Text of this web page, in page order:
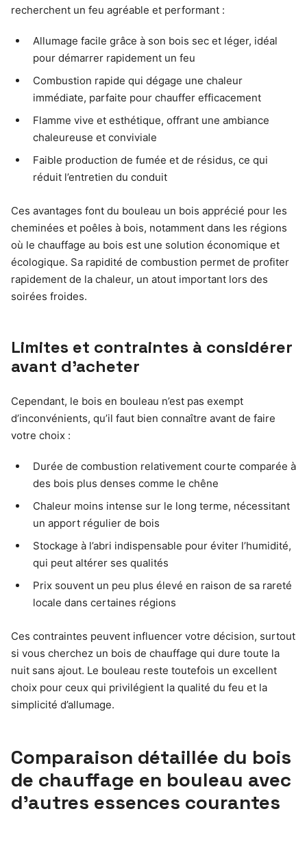
recherchent un feu agréable et performant :
Allumage facile grâce à son bois sec et léger, idéal
pour démarrer rapidement un feu
Combustion rapide qui dégage une chaleur
immédiate, parfaite pour chauffer efficacement
Flamme vive et esthétique, offrant une ambiance
chaleureuse et conviviale
Faible production de fumée et de résidus, ce qui
réduit l’entretien du conduit
Ces avantages font du bouleau un bois apprécié pour les
cheminées et poêles à bois, notamment dans les régions
où le chauffage au bois est une solution économique et
écologique. Sa rapidité de combustion permet de profiter
rapidement de la chaleur, un atout important lors des
soirées froides.
Limites et contraintes à considérer
avant d’acheter
Cependant, le bois en bouleau n’est pas exempt
d’inconvénients, qu’il faut bien connaître avant de faire
votre choix :
Durée de combustion relativement courte comparée à
des bois plus denses comme le chêne
Chaleur moins intense sur le long terme, nécessitant
un apport régulier de bois
Stockage à l’abri indispensable pour éviter l’humidité,
qui peut altérer ses qualités
Prix souvent un peu plus élevé en raison de sa rareté
locale dans certaines régions
Ces contraintes peuvent influencer votre décision, surtout
si vous cherchez un bois de chauffage qui dure toute la
nuit sans ajout. Le bouleau reste toutefois un excellent
choix pour ceux qui privilégient la qualité du feu et la
simplicité d’allumage.
Comparaison détaillée du bois
de chauffage en bouleau avec
d’autres essences courantes